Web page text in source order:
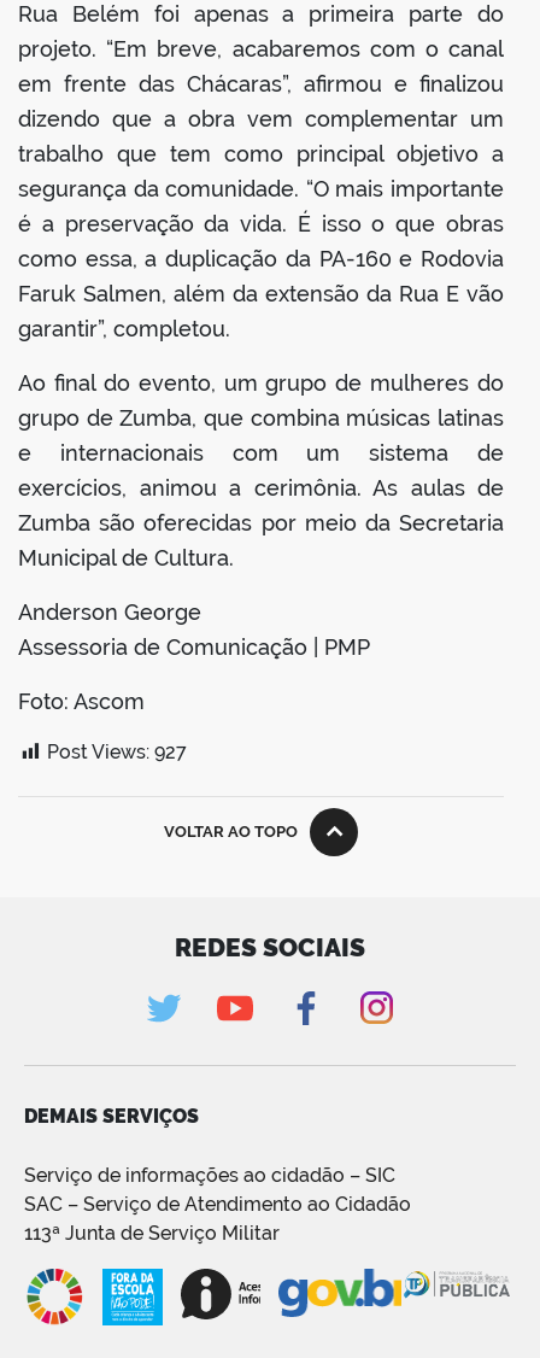
Rua Belém foi apenas a primeira parte do
projeto. “Em breve, acabaremos com o canal
em frente das Chácaras”, afirmou e finalizou
dizendo que a obra vem complementar um
trabalho que tem como principal objetivo a
segurança da comunidade. “O mais importante
é a preservação da vida. É isso o que obras
como essa, a duplicação da PA-160 e Rodovia
Faruk Salmen, além da extensão da Rua E vão
garantir”, completou.
Ao final do evento, um grupo de mulheres do
grupo de Zumba, que combina músicas latinas
e internacionais com um sistema de
exercícios, animou a cerimônia. As aulas de
Zumba são oferecidas por meio da Secretaria
Municipal de Cultura.
Anderson George
Assessoria de Comunicação | PMP
Foto: Ascom
Post Views: 927
VOLTAR AO TOPO
REDES SOCIAIS
DEMAIS SERVIÇOS
Serviço de informações ao cidadão – SIC
SAC – Serviço de Atendimento ao Cidadão
113ª Junta de Serviço Militar